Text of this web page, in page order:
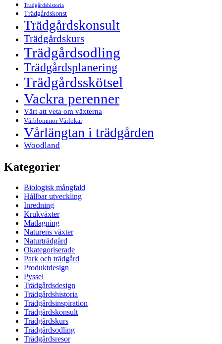
Trädgårdshistoria
Trädgårdskonst
Trädgårdskonsult
Trädgårdskurs
Trädgårdsodling
Trädgårdsplanering
Trädgårdsskötsel
Vackra perenner
Värt att veta om växterna
Vårblommor Vårlökar
Vårlängtan i trädgården
Woodland
Kategorier
Biologisk mångfald
Hållbar utveckling
Inredning
Krukväxter
Matlagning
Naturens växter
Naturträdgård
Okategoriserade
Park och trädgård
Produktdesign
Pyssel
Trädgårdsdesign
Trädgårdshistoria
Trädgårdsinspiration
Trädgårdskonsult
Trädgårdskurs
Trädgårdsodling
Trädgårdsresor